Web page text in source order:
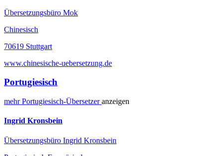
Übersetzungsbüro Mok
Chinesisch
70619 Stuttgart
www.chinesische-uebersetzung.de
Portugiesisch
mehrPortugiesisch-Übersetzeranzeigen
Ingrid Kronsbein
Übersetzungsbüro Ingrid Kronsbein